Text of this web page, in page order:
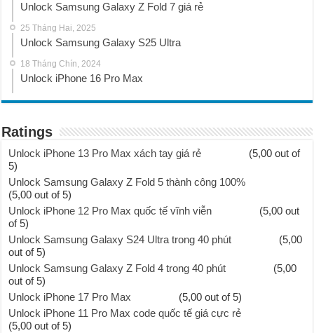
Unlock Samsung Galaxy Z Fold 7 giá rẻ
25 Tháng Hai, 2025
Unlock Samsung Galaxy S25 Ultra
18 Tháng Chín, 2024
Unlock iPhone 16 Pro Max
Ratings
Unlock iPhone 13 Pro Max xách tay giá rẻ
(5,00 out of
5)
Unlock Samsung Galaxy Z Fold 5 thành công 100%
(5,00 out of 5)
Unlock iPhone 12 Pro Max quốc tế vĩnh viễn
(5,00 out
of 5)
Unlock Samsung Galaxy S24 Ultra trong 40 phút
(5,00
out of 5)
Unlock Samsung Galaxy Z Fold 4 trong 40 phút
(5,00
out of 5)
Unlock iPhone 17 Pro Max
(5,00 out of 5)
Unlock iPhone 11 Pro Max code quốc tế giá cực rẻ
(5,00 out of 5)